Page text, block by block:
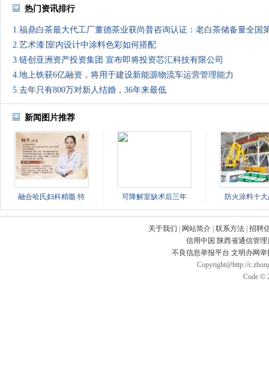
热门资讯排行
1.福鼎白茶最大代工厂董德茶业获尚普咨询认证：老白茶储备量全国
2.艺术漆∣室内设计中涂料色彩如何搭配
3.链创亚洲资产投资集团 宣布即将投资芯汇科技有限公司
4.地上铁获6亿融资，将用于建设新能源物流车运营管理能力
5.去年只有800万对新人结婚，36年来最低
新闻图片推荐
融合哈氏妇科精髓 特 可降解室缺术后三年 防火涂料十
关于我们 网站简介 联系方法 招聘
信用中国 陕西省通信管理
不良信息举报平台 文明办网
Copyright@http://
Code ©